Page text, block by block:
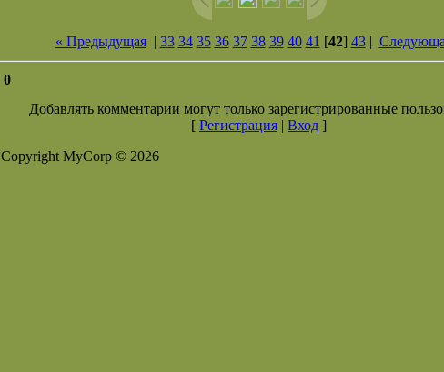
« Предыдущая| 33 34 35 36 37 38 39 40 41 [42] 43|
0
Добавлять комментарии могут только зарегистрированные
[ Регистрация | Вход ]
Copyright MyCorp © 2026